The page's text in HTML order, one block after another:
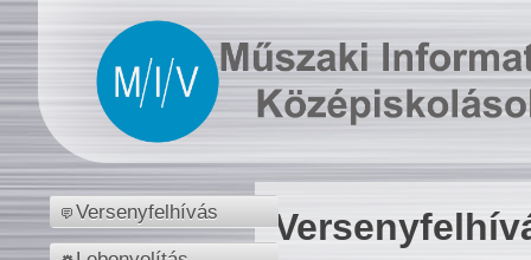
Versenyfelhívás